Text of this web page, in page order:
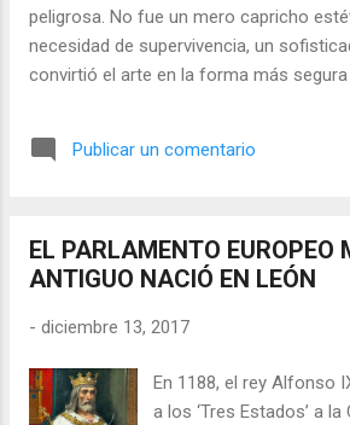
peligrosa. No fue un mero capricho
necesidad de supervivencia, un
convirtió el arte en la forma más
artistas eran agentes dobles,
mecenazgo real con la obligación de
pintores encontraron en los símbolos,
objetos cotidianos un lenguaje cifrado
El retrato renacentista no era un simple
sino un objeto tridimensional y
de la corte eran los agentes dobles
Publicar un comentario
EL PARLAMENTO EUROPEO
ANTIGUO NACIÓ EN LEÓN
- diciembre 13, 2017
En 1188, el rey Alfonso
a los ‘Tres Estados’ a la